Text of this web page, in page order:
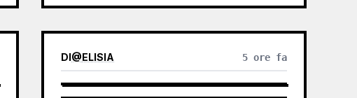
DI@ELISIA 5 ore fa